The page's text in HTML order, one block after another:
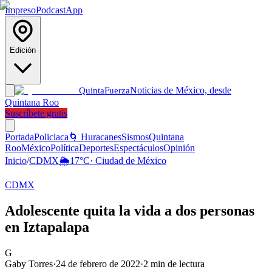
ImpresoPodcastApp
Edición
QuintaFuerzaNoticias de México, desde
Quintana Roo
Suscríbete gratis
PortadaPoliciaca 🌀 HuracanesSismosQuintana
RooMéxicoPolíticaDeportesEspectáculosOpinión
Inicio/CDMX🌦️17°C· Ciudad de México
CDMX
Adolescente quita la vida a dos personas
en Iztapalapa
G
Gaby Torres·24 de febrero de 2022·2 min de lectura